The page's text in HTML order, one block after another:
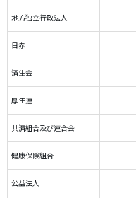
地方独立行政法人
日赤
済生会
厚生連
共済組合及び連合会
健康保険組合
公益法人